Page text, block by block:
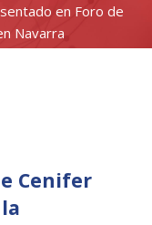
en Foro de
Navarra
Cenifer